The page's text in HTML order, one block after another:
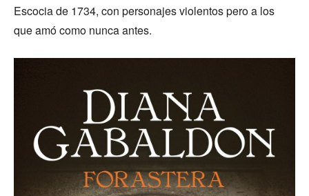
Escocia de 1734, con personajes violentos pero a los
que amó como nunca antes.